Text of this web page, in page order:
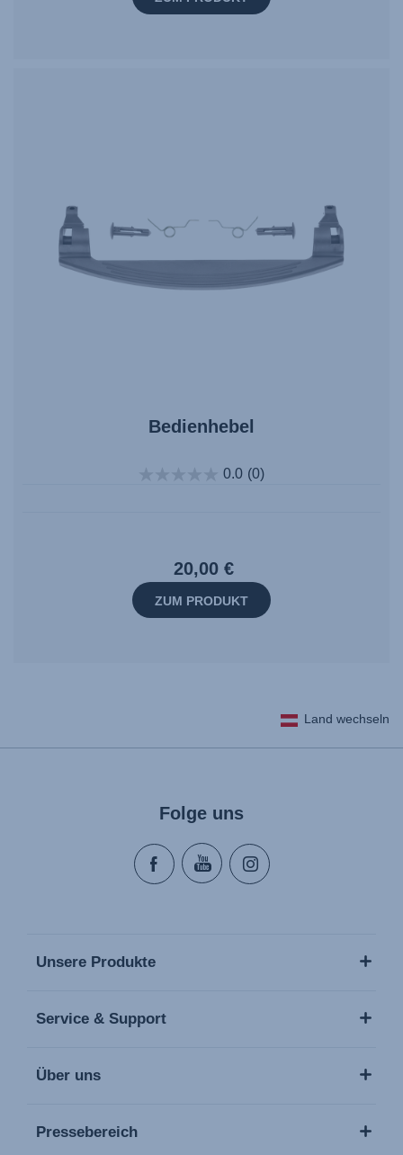
Bedienhebel
0.0 (0)
20,00 €
ZUM PRODUKT
Land wechseln
Folge uns
Unsere Produkte
Service & Support
Über uns
Pressebereich